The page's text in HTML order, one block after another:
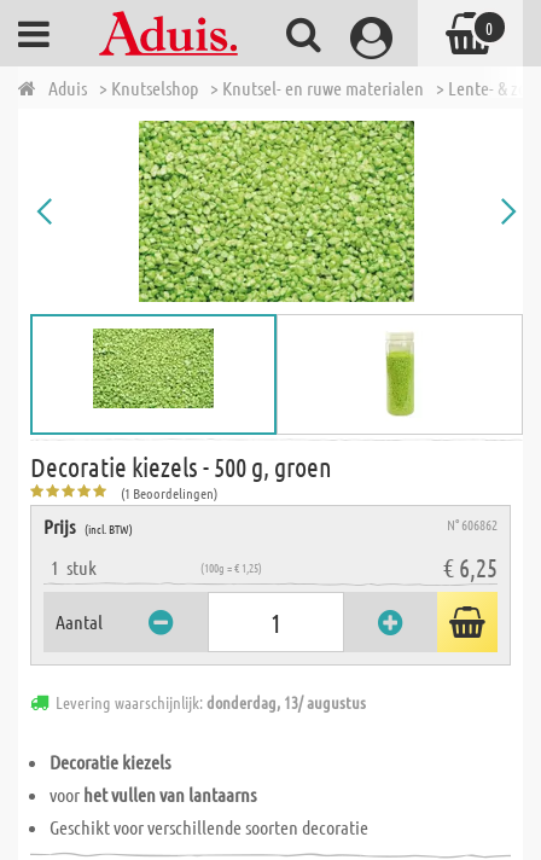
Aduis > Knutselshop > Knutsel- en ruwe materialen > Lente- &
Decoratie kiezels - 500 g, groen
(1 Beoordelingen)
Prijs (incl. BTW) N° 606862
1 stuk (100g = € 1,25) € 6,25
Aantal
Levering waarschijnlijk:donderdag, 13/ augustus
Decoratie kiezels
voor het vullen van lantaarns
Geschikt voor verschillende soorten decoratie
0